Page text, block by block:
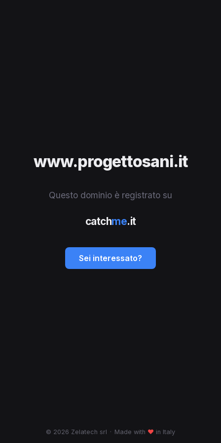
www.progettosani.it
Questo dominio è registrato su
catchme.it
Sei interessato?
© 2026 Zelatech srl · Made with ♥ in Italy